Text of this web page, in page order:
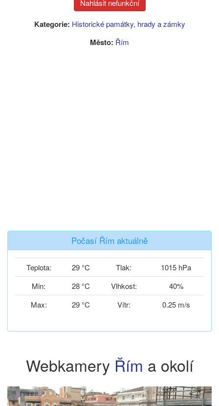
Kategorie: Historické památky, hrady a zámky
Město: Řím
Počasí Řím aktuálně
Teplota: 29 °C Tlak:
1015 hPa
Min:
28 °C Vlhkost:
40%
Max:
29 °C Vítr: 0.25 m/s
Webkamery Řím a okolí